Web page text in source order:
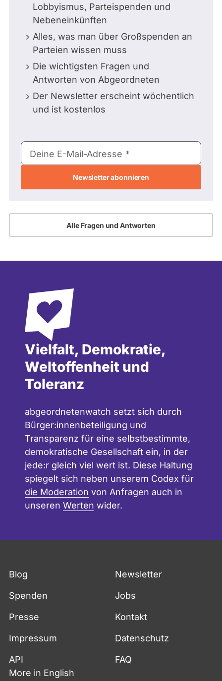
Lobbyismus, Parteispenden und
Nebeneinkünften
Alles, was man über Großspenden an
Parteien wissen muss
Die wichtigsten Fragen und
Antworten von Abgeordneten
Der Newsletter erscheint wöchentlich
und ist kostenlos
E-
Mail-
Deine E-Mail-Adresse
Alle Fragen und Antworten
Vielfalt, Demokratie,
Weltoffenheit und
Toleranz
abgeordnetenwatch setzt sich durch
Bürger:innenbeteiligung und
Transparenz für eine selbstbestimmte,
demokratische Gesellschaft ein, in der
jede:r gleich viel wert ist. Diese Haltung
spiegelt sich neben unserem Codex für
die Moderation von Anfragen auch in
unseren Werten wider.
Blog Newsletter
Spenden Jobs
Presse Kontakt
Impressum Datenschutz
API
FAQ
More in English